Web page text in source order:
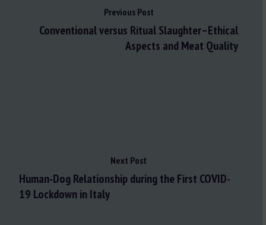
Previous Post
Conventional versus Ritual Slaughter–Ethical
Aspects and Meat Quality
Next Post
Human-Dog Relationship during the First COVID-
19 Lockdown in Italy